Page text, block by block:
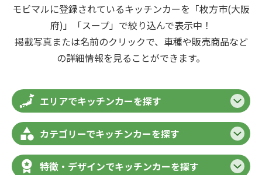
モビマルに登録されているキッチンカーを「枚方市(大阪
府)」「スープ」で絞り込んで表示中！
掲載写真または名前のクリックで、車種や販売商品など
の詳細情報を見ることができます。
エリアでキッチンカーを探す
カテゴリーでキッチンカーを探す
特徴・デザインでキッチンカーを探す